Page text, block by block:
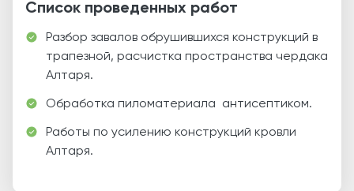
Список проведенных работ
Разбор завалов обрушившихся конструкций в
трапезной, расчистка пространства чердака
Алтаря.
Обработка пиломатериала антисептиком.
Работы по усилению конструкций кровли
Алтаря.